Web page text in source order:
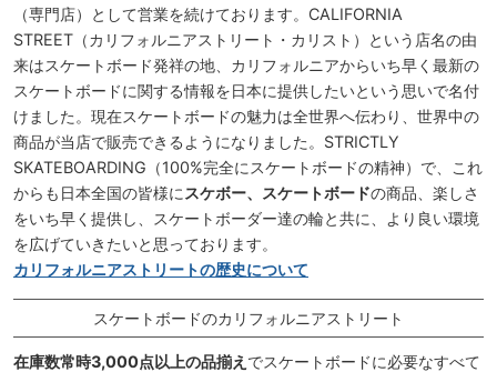
（専門店）として営業を続けております。CALIFORNIA
STREET（カリフォルニアストリート・カリスト）という店名の由
来はスケートボード発祥の地、カリフォルニアからいち早く最新の
スケートボードに関する情報を日本に提供したいという思いで名付
けました。現在スケートボードの魅力は全世界へ伝わり、世界中の
商品が当店で販売できるようになりました。STRICTLY
SKATEBOARDING（100%完全にスケートボードの精神）で、これ
からも日本全国の皆様に スケボー、スケートボードの商品、楽しさ
をいち早く提供し、スケートボーダー達の輪と共に、より良い環境
を広げていきたいと思っております。
カリフォルニアストリートの歴史について
スケートボードのカリフォルニアストリート
在庫数常時3,000点以上の品揃え でスケートボードに必要なすべて